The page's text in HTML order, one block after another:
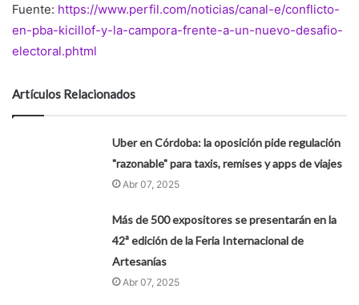
Fuente: https://www.perfil.com/noticias/canal-e/conflicto-
en-pba-kicillof-y-la-campora-frente-a-un-nuevo-desafio-
electoral.phtml
Artículos Relacionados
Uber en Córdoba: la oposición pide regulación
"razonable" para taxis, remises y apps de viajes
Abr 07, 2025
Más de 500 expositores se presentarán en la
42ª edición de la Feria Internacional de
Artesanías
Abr 07, 2025